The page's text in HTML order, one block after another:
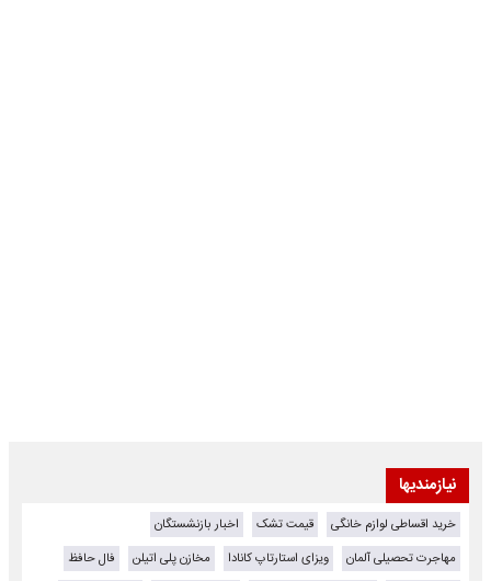
نیازمندیها
خرید اقساطی لوازم خانگی قیمت تشک
اخبار بازنشستگان
مهاجرت تحصیلی آلمان
ویزای استارتاپ کانادا مخازن پلی اتیلن
فال حافظ